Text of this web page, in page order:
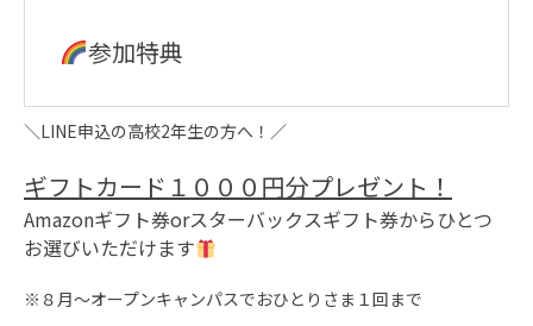
参加特典
＼LINE申込の高校2年生の方へ！／
ギフトカード１０００円分プレゼント！
Amazonギフト券orスターバックスギフト券からひとつ
お選びいただけます
※８月～オープンキャンパスでおひとりさま１回まで